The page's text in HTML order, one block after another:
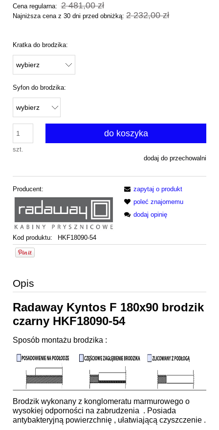
Cena regularna: 2 481,00 zł
Najniższa cena z 30 dni przed obniżką: 2 232,00 zł
Kratka do brodzika:
Syfon do brodzika:
szt.
do koszyka
dodaj do przechowalni
Producent:
Kod produktu: HKF18090-54
zapytaj o produkt
poleć znajomemu
dodaj opinię
Opis
Radaway Kyntos F 180x90 brodzik
czarny HKF18090-54
Sposób montażu brodzika :
Brodzik wykonany z konglomeratu marmurowego o
wysokiej odporności na zabrudzenia . Posiada
antybakteryjną powierzchnię , ułatwiającą czyszczenie .